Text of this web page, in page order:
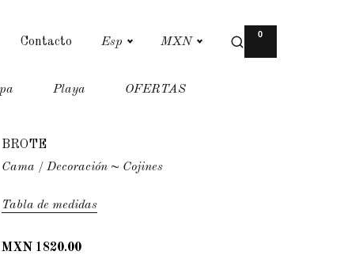
Contacto Esp MXN
0
Playa OFERTAS
BROTE
Cama
Decoración ~ Cojines
Tabla de medidas
MXN 1820.00